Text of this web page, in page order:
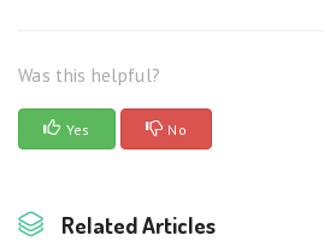
Was this helpful?
Yes No
Related Articles